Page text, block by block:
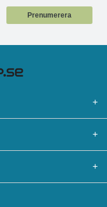
Prenumerera
+
+
+